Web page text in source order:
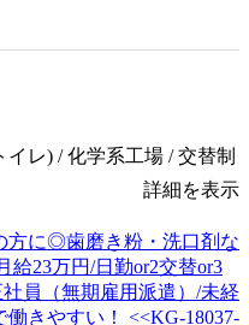
レ) / 化学系工場 / 交替制
詳細を表示